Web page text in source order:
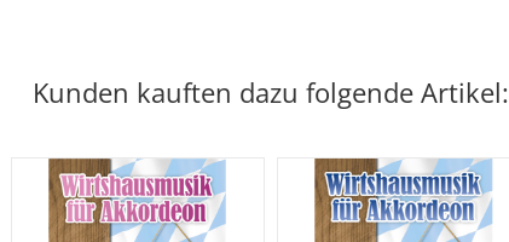
Kunden kauften dazu folgende Artikel: